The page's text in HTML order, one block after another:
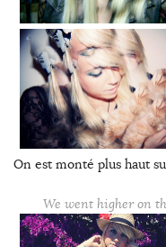
On est monté plus haut
We went higher on